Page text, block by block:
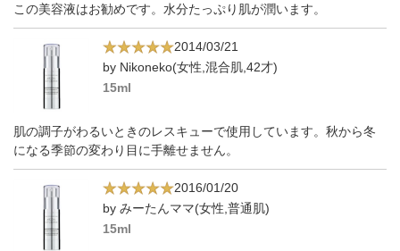
この美容液はお勧めです。水分たっぷり肌が潤います。
2014/03/21
by Nikoneko(女性,混合肌,42才)
15ml
肌の調子がわるいときのレスキューで使用しています。秋から冬
になる季節の変わり目に手離せません。
2016/01/20
by みーたんママ(女性,普通肌)
15ml